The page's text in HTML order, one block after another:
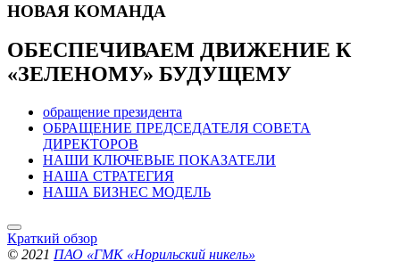
НОВАЯ КОМАНДА
ОБЕСПЕЧИВАЕМ ДВИЖЕНИЕ К
«ЗЕЛЕНОМУ» БУДУЩЕМУ
обращение президента
ОБРАЩЕНИЕ ПРЕДСЕДАТЕЛЯ СОВЕТА
ДИРЕКТОРОВ
НАШИ КЛЮЧЕВЫЕ ПОКАЗАТЕЛИ
НАША СТРАТЕГИЯ
НАША БИЗНЕС МОДЕЛЬ
Краткий обзор
© 2021 ПАО «ГМК «Норильский никель»